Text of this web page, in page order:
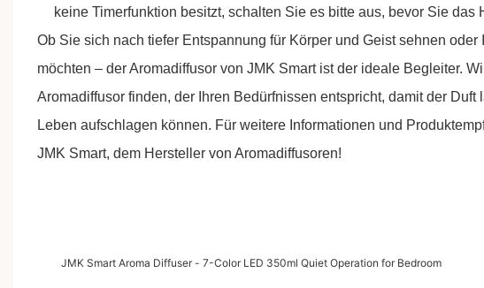
keine Timerfunktion besitzt, schalten Sie es bitte aus, bevor Sie das
Ob Sie sich nach tiefer Entspannung für Körper und Geist sehnen
möchten – der Aromadiffusor von JMK Smartist der ideale Begleiter.
Aromadiffusor finden, der Ihren Bedürfnissen entspricht, damit der
Leben aufschlagen können. Für weitere Informationen und
JMK Smart, dem Hersteller von Aromadiffusoren!
JMK Smart Aroma Diffuser - 7-Color LED 350ml Quiet Operation for Bedroom